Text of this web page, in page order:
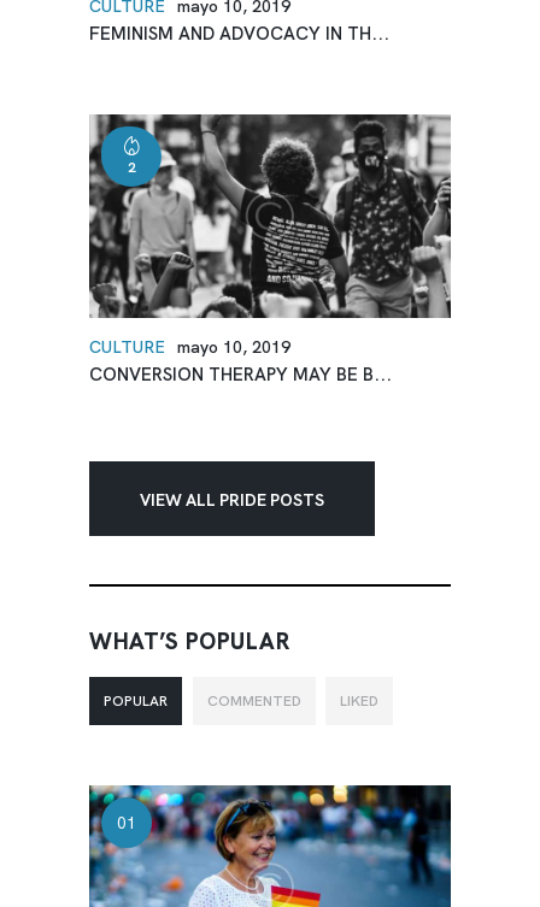
CULTURE mayo 10, 2019
FEMINISM AND ADVOCACY IN TH...
CULTURE
2
mayo 10, 2019
CONVERSION THERAPY MAY BE B...
VIEW ALL PRIDE POSTS
WHAT’S POPULAR
POPULAR COMMENTED LIKED